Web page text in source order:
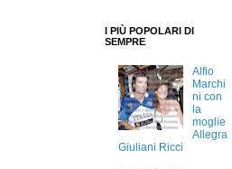
I PIÙ POPOLARI DI
SEMPRE
Alfio
Marchi
ni con
la
moglie
Allegra
Giuliani Ricci